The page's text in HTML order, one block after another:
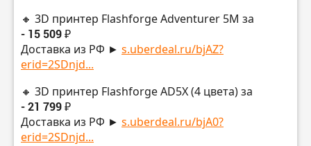
🔸 3D принтер Flashforge Adventurer 5M за
- 15 509 ₽
Доставка из РФ ► s.uberdeal.ru/bjAZ?
erid=2SDnjd...
🔸 3D принтер Flashforge AD5X (4 цвета) за
- 21 799 ₽
Доставка из РФ ► s.uberdeal.ru/bjA0?
erid=2SDnjd...